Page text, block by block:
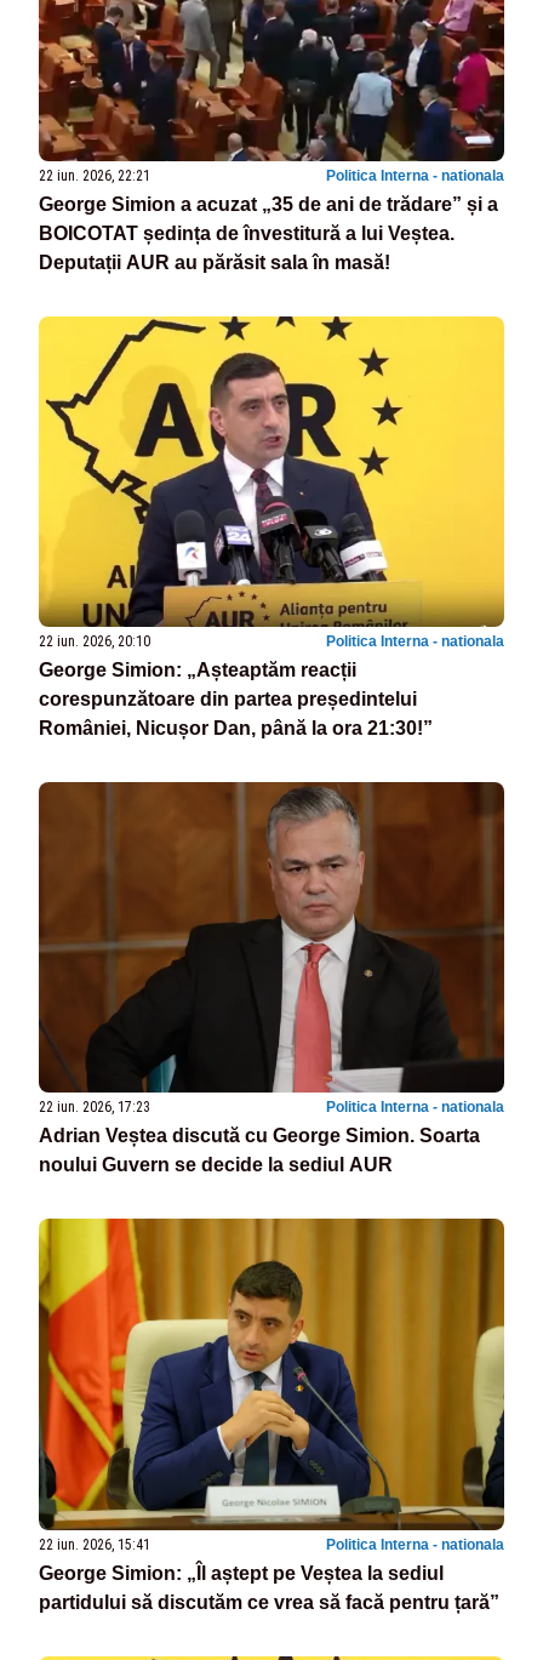
22 iun. 2026, 22:21 Politica Interna - nationala
George Simion a acuzat „35 de ani de trădare” și a
BOICOTAT ședința de învestitură a lui Veștea.
Deputații AUR au părăsit sala în masă!
22 iun. 2026, 20:10 Politica Interna - nationala
George Simion: „Așteaptăm reacții
corespunzătoare din partea președintelui
României, Nicușor Dan, până la ora 21:30!”
22 iun. 2026, 17:23 Politica Interna - nationala
Adrian Veștea discută cu George Simion. Soarta
noului Guvern se decide la sediul AUR
22 iun. 2026, 15:41 Politica Interna - nationala
George Simion: „Îl aștept pe Veștea la sediul
partidului să discutăm ce vrea să facă pentru țară”